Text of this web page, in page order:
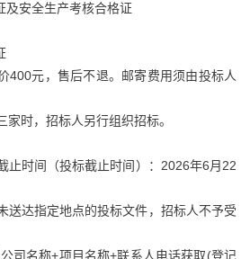
及安全生产考核合格证
400元，售后不退。邮寄费用须由投标人
时，招标人另行组织招标。
止时间（投标截止时间）：2026年6月22
送达指定地点的投标文件，招标人不予受
司名称+项目名称+联系人电话获取(登记